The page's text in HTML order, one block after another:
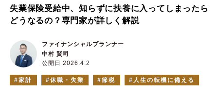
失業保険受給中、知らずに扶養に入ってしまったら
どうなるの？専門家が詳しく解説
公開日 2026.4.2
ファイナンシャルプランナー
中村 賢司
家計 休職・失業 節税 人生の転機に備える